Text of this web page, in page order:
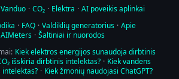
Vanduo · CO₂ · Elektra · AI poveikis aplinkai
· FAQ · Valdiklių generatorius · Apie
· Šaltiniai ir nuorodos
Kiek elektros energijos sunaudoja dirbtinis
išskiria dirbtinis intelektas? · Kiek vandens
· Kiek žmonių naudojasi ChatGPT?